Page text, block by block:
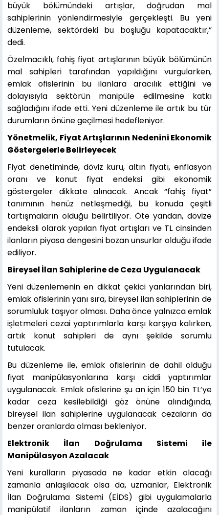
büyük bölümündeki artışlar, doğrudan mal
sahiplerinin yönlendirmesiyle gerçekleşti. Bu yeni
düzenleme, sektördeki bu boşluğu kapatacaktır,”
dedi.
Özelmacıklı, fahiş fiyat artışlarının büyük bölümünün
mal sahipleri tarafından yapıldığını vurgularken,
emlak ofislerinin bu ilanlara aracılık ettiğini ve
dolayısıyla sektörün manipüle edilmesine katkı
sağladığını ifade etti. Yeni düzenleme ile artık bu tür
durumların önüne geçilmesi hedefleniyor.
Yönetmelik, Fiyat Artışlarının Nedenini Ekonomik
Göstergelerle Belirleyecek
Fiyat denetiminde, döviz kuru, altın fiyatı, enflasyon
oranı ve konut fiyat endeksi gibi ekonomik
göstergeler dikkate alınacak. Ancak “fahiş fiyat”
tanımının henüz netleşmediği, bu konuda çeşitli
tartışmaların olduğu belirtiliyor. Öte yandan, dövize
endeksli olarak yapılan fiyat artışları ve TL cinsinden
ilanların piyasa dengesini bozan unsurlar olduğu ifade
ediliyor.
Bireysel İlan Sahiplerine de Ceza Uygulanacak
Yeni düzenlemenin en dikkat çekici yanlarından biri,
emlak ofislerinin yanı sıra, bireysel ilan sahiplerinin de
sorumluluk taşıyor olması. Daha önce yalnızca emlak
işletmeleri cezai yaptırımlarla karşı karşıya kalırken,
artık konut sahipleri de aynı şekilde sorumlu
tutulacak.
Bu düzenleme ile, emlak ofislerinin de dahil olduğu
fiyat manipülasyonlarına karşı ciddi yaptırımlar
uygulanacak. Emlak ofislerine şu an için 150 bin TL’ye
kadar ceza kesilebildiği göz önüne alındığında,
bireysel ilan sahiplerine uygulanacak cezaların da
benzer oranlarda olması bekleniyor.
Elektronik İlan Doğrulama Sistemi ile
Manipülasyon Azalacak
Yeni kuralların piyasada ne kadar etkin olacağı
zamanla anlaşılacak olsa da, uzmanlar, Elektronik
İlan Doğrulama Sistemi (EİDS) gibi uygulamalarla
manipülatif ilanların zaman içinde azalacağını